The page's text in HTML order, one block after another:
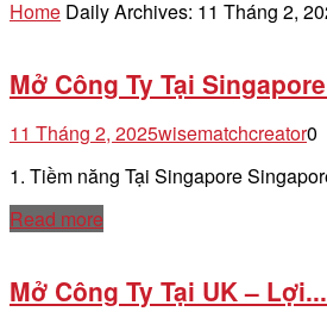
Home Daily Archives: 11 Tháng 2,
Mở Công Ty Tại
11 Tháng 2, 2025wisematchcreator0
1. Tiềm năng Tại Singapore
Read more
Mở Công Ty Tại UK – Lợi...